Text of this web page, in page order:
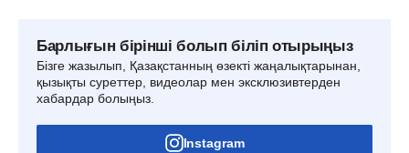
Барлығын бірінші болып біліп отырыңыз
Бізге жазылып, Қазақстанның өзекті жаңалықтарынан,
қызықты суреттер, видеолар мен эксклюзивтерден
хабардар болыңыз.
Instagram